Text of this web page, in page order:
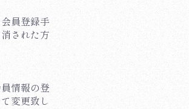
員登録手
された方
情報の登
変更致し